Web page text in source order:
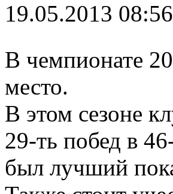
19.05.2013 08:56
В чемпионате
место.
В этом сезоне
29-ть побед в
был лучший